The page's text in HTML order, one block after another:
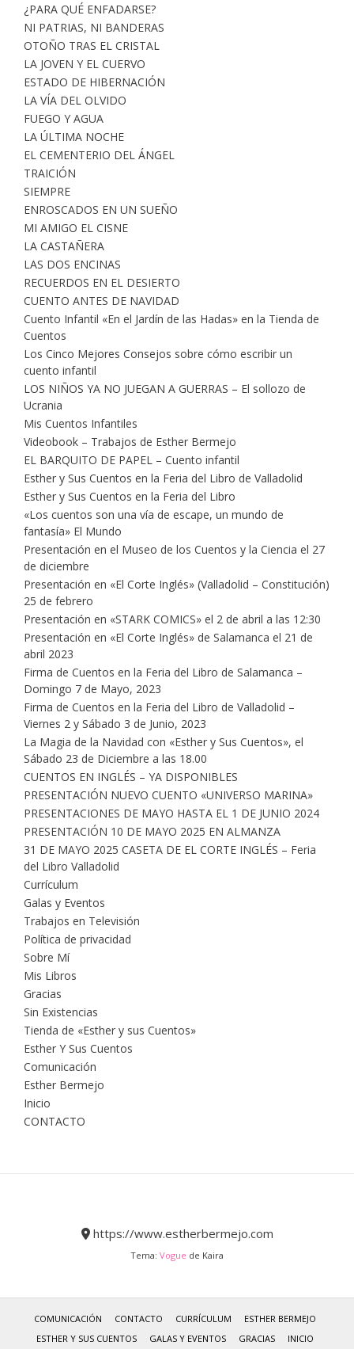
¿PARA QUÉ ENFADARSE?
NI PATRIAS, NI BANDERAS
OTOÑO TRAS EL CRISTAL
LA JOVEN Y EL CUERVO
ESTADO DE HIBERNACIÓN
LA VÍA DEL OLVIDO
FUEGO Y AGUA
LA ÚLTIMA NOCHE
EL CEMENTERIO DEL ÁNGEL
TRAICIÓN
SIEMPRE
ENROSCADOS EN UN SUEÑO
MI AMIGO EL CISNE
LA CASTAÑERA
LAS DOS ENCINAS
RECUERDOS EN EL DESIERTO
CUENTO ANTES DE NAVIDAD
Cuento Infantil «En el Jardín de las Hadas» en la Tienda de
Cuentos
Los Cinco Mejores Consejos sobre cómo escribir un
cuento infantil
LOS NIÑOS YA NO JUEGAN A GUERRAS – El sollozo de
Ucrania
Mis Cuentos Infantiles
Videobook – Trabajos de Esther Bermejo
EL BARQUITO DE PAPEL – Cuento infantil
Esther y Sus Cuentos en la Feria del Libro de Valladolid
Esther y Sus Cuentos en la Feria del Libro
«Los cuentos son una vía de escape, un mundo de
fantasía» El Mundo
Presentación en el Museo de los Cuentos y la Ciencia el 27
de diciembre
Presentación en «El Corte Inglés» (Valladolid – Constitución)
25 de febrero
Presentación en «STARK COMICS» el 2 de abril a las 12:30
Presentación en «El Corte Inglés» de Salamanca el 21 de
abril 2023
Firma de Cuentos en la Feria del Libro de Salamanca –
Domingo 7 de Mayo, 2023
Firma de Cuentos en la Feria del Libro de Valladolid –
Viernes 2 y Sábado 3 de Junio, 2023
La Magia de la Navidad con «Esther y Sus Cuentos», el
Sábado 23 de Diciembre a las 18.00
CUENTOS EN INGLÉS – YA DISPONIBLES
PRESENTACIÓN NUEVO CUENTO «UNIVERSO MARINA»
PRESENTACIONES DE MAYO HASTA EL 1 DE JUNIO 2024
PRESENTACIÓN 10 DE MAYO 2025 EN ALMANZA
31 DE MAYO 2025 CASETA DE EL CORTE INGLÉS – Feria
del Libro Valladolid
Currículum
Galas y Eventos
Trabajos en Televisión
Política de privacidad
Sobre Mí
Mis Libros
Gracias
Sin Existencias
Tienda de «Esther y sus Cuentos»
Esther Y Sus Cuentos
Comunicación
Esther Bermejo
Inicio
CONTACTO
https://www.estherbermejo.com
Tema: Vogue de Kaira
COMUNICACIÓN CONTACTO CURRÍCULUM
ESTHER BERMEJO
ESTHER Y SUS CUENTOS
GALAS Y EVENTOS GRACIAS INICIO